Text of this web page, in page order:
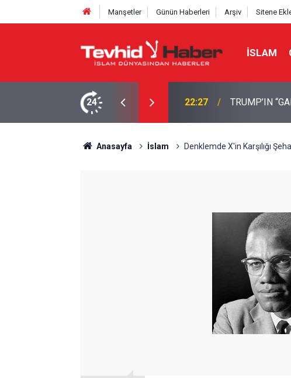
Manşetler Günün Haberleri Arşiv Sitene
İSLAM
24
TAHRAN’DAN SERT YANIT 22:13 İbrahimî Bir
Anasayfa İslam Denklemde X'in Karşılığı